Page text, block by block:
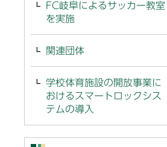
FC岐阜によるサッカー教室
を実施
関連団体
学校体育施設の開放事業に
おけるスマートロックシス
テムの導入